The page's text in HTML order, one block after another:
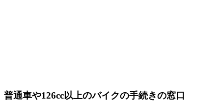
普通車や126cc以上のバイクの手続きの窓口